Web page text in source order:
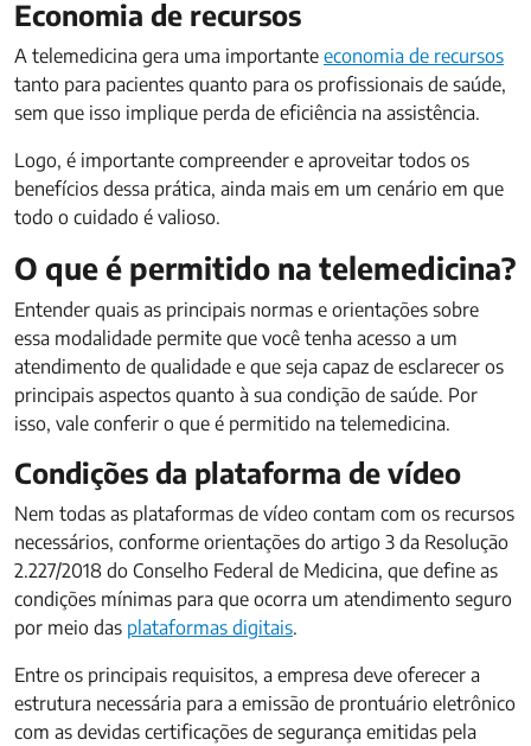
Economia de recursos
A telemedicina gera uma importante economia de recursos
tanto para pacientes quanto para os profissionais de saúde,
sem que isso implique perda de eficiência na assistência.
Logo, é importante compreender e aproveitar todos os
benefícios dessa prática, ainda mais em um cenário em que
todo o cuidado é valioso.
O que é permitido na telemedicina?
Entender quais as principais normas e orientações sobre
essa modalidade permite que você tenha acesso a um
atendimento de qualidade e que seja capaz de esclarecer os
principais aspectos quanto à sua condição de saúde. Por
isso, vale conferir o que é permitido na telemedicina.
Condições da plataforma de vídeo
Nem todas as plataformas de vídeo contam com os recursos
necessários, conforme orientações do artigo 3 da Resolução
2.227/2018 do Conselho Federal de Medicina, que define as
condições mínimas para que ocorra um atendimento seguro
por meio das plataformas digitais.
Entre os principais requisitos, a empresa deve oferecer a
estrutura necessária para a emissão de prontuário eletrônico
com as devidas certificações de segurança emitidas pela